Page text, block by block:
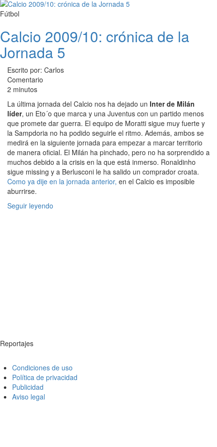
Fútbol
Calcio 2009/10: crónica de la
Jornada 5
Escrito por: Carlos
Comentario
2 minutos
La última jornada del Calcio nos ha dejado un Inter de Milán
líder, un Eto´o que marca y una Juventus con un partido menos
que promete dar guerra. El equipo de Moratti sigue muy fuerte y
la Sampdoria no ha podido seguirle el ritmo. Además, ambos se
medirá en la siguiente jornada para empezar a marcar territorio
de manera oficial. El Milán ha pinchado, pero no ha sorprendido a
muchos debido a la crisis en la que está inmerso. Ronaldinho
sigue missing y a Berlusconi le ha salido un comprador croata.
Como ya dije en la jornada anterior, en el Calcio es imposible
aburrirse.
Seguir leyendo
Reportajes
Condiciones de uso
Política de privacidad
Publicidad
Aviso legal